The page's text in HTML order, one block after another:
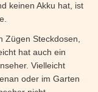
keinen Akku hat, ist
Zügen Steckdosen,
hat auch ein
Vielleicht
oder im Garten